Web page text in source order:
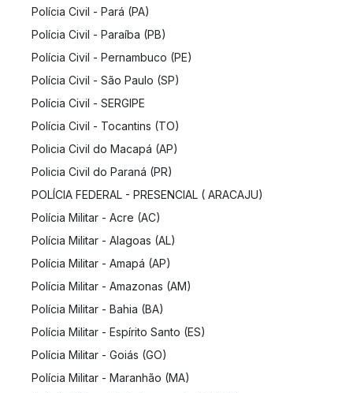
Polícia Civil - Pará (PA)
Polícia Civil - Paraíba (PB)
Polícia Civil - Pernambuco (PE)
Polícia Civil - São Paulo (SP)
Polícia Civil - SERGIPE
Polícia Civil - Tocantins (TO)
Policia Civil do Macapá (AP)
Policia Civil do Paraná (PR)
POLÍCIA FEDERAL - PRESENCIAL ( ARACAJU)
Polícia Militar - Acre (AC)
Polícia Militar - Alagoas (AL)
Polícia Militar - Amapá (AP)
Polícia Militar - Amazonas (AM)
Polícia Militar - Bahia (BA)
Polícia Militar - Espírito Santo (ES)
Polícia Militar - Goiás (GO)
Polícia Militar - Maranhão (MA)